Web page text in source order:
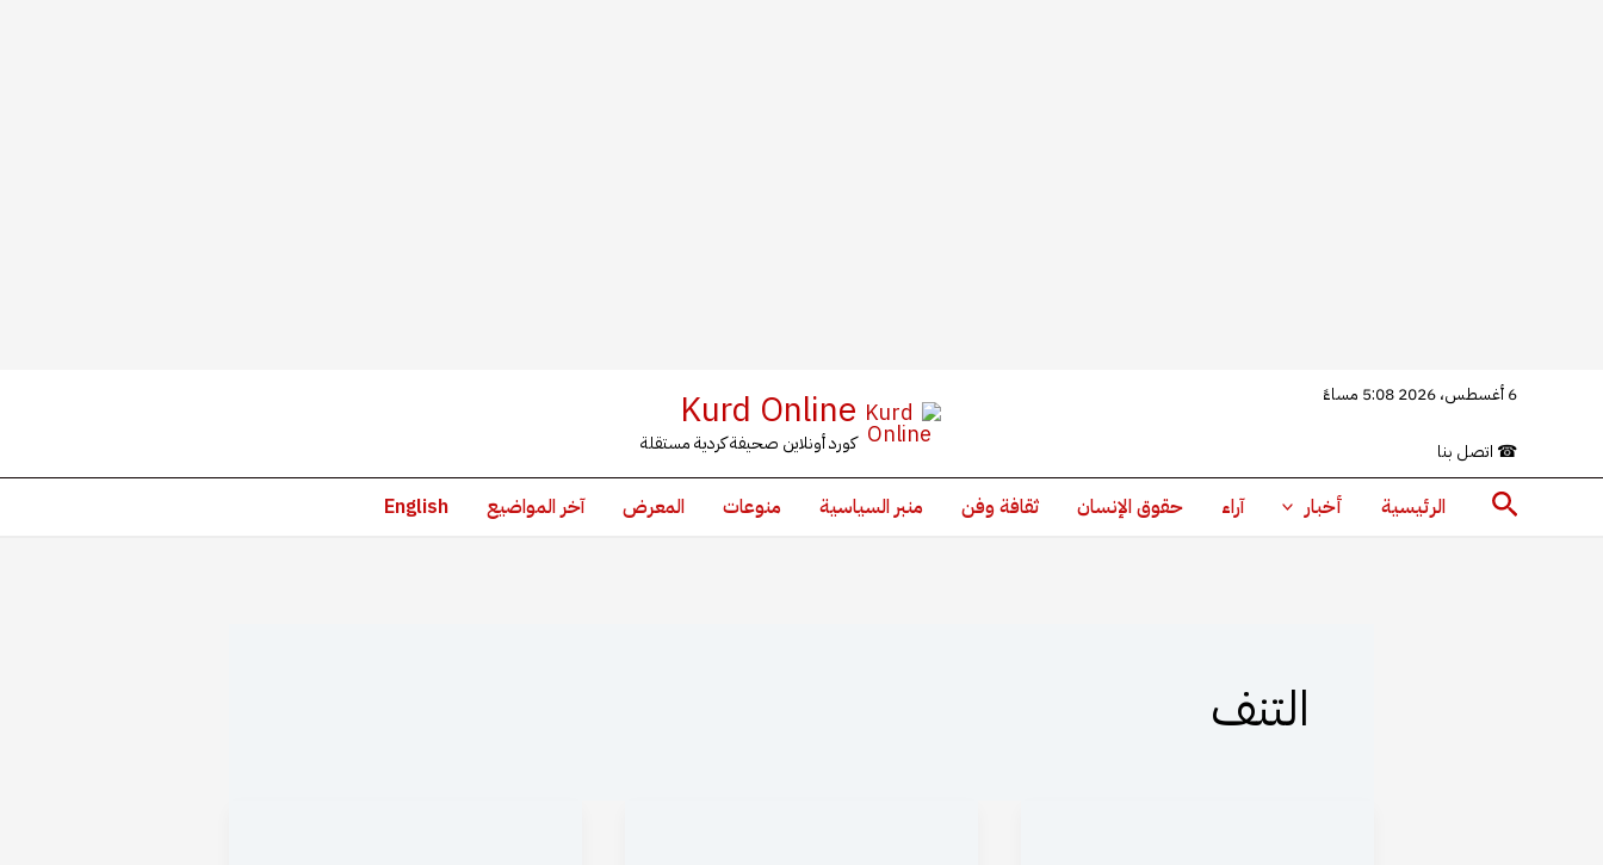
المحتوى
6 أغسطس، 2026 5:08 مساءً
☎ اتصل بنا
Kurd Online
كورد أونلاين صحيفة كردية مستقلة
البحث الرئيسية أخبار آراء حقوق الإنسان ثقافة وفن منبر السياسية منوعات المعرض آخر المواضيع English
التنف